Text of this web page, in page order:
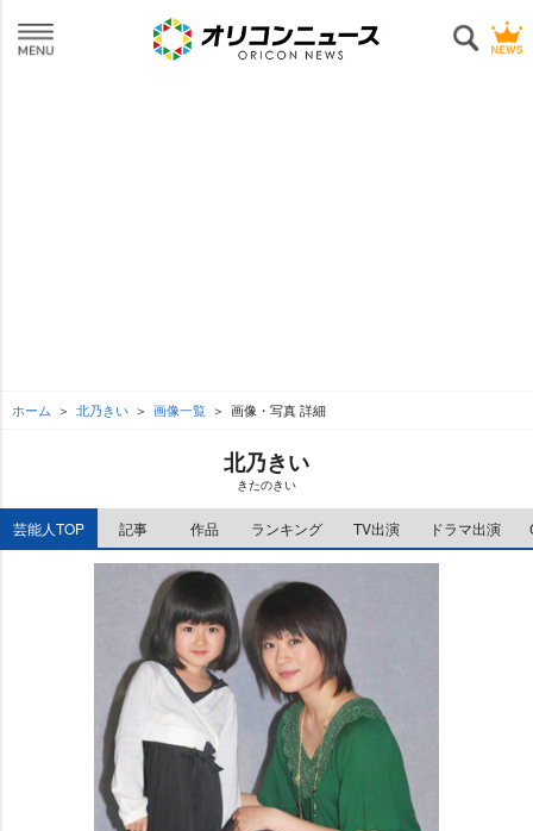
ホーム 北乃きい 画像一覧 画像・写真 詳細
北乃きい
きたのきい
芸能人TOP 記事 作品 ランキング TV出演 ドラマ出演